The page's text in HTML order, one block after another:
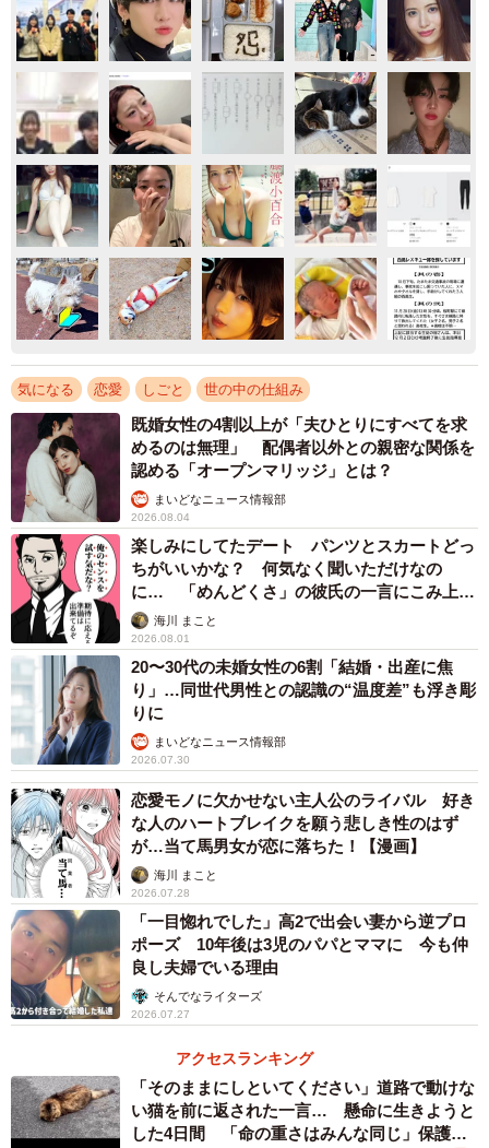
気になる 恋愛 しごと 世の中の仕組み
既婚女性の4割以上が「夫ひとりにすべてを求
めるのは無理」 配偶者以外との親密な関係を
認める「オープンマリッジ」とは？
まいどなニュース情報部
2026.08.04
楽しみにしてたデート パンツとスカートどっ
ちがいいかな？ 何気なく聞いただけなの
に… 「めんどくさ」の彼氏の一言にこみ上げ
る寂しさ【漫画】
海川 まこと
2026.08.01
20〜30代の未婚女性の6割「結婚・出産に焦
り」…同世代男性との認識の“温度差”も浮き彫
りに
まいどなニュース情報部
2026.07.30
恋愛モノに欠かせない主人公のライバル 好き
な人のハートブレイクを願う悲しき性のはず
が…当て馬男女が恋に落ちた！【漫画】
海川 まこと
2026.07.28
「一目惚れでした」高2で出会い妻から逆プロ
ポーズ 10年後は3児のパパとママに 今も仲
良し夫婦でいる理由
そんでなライターズ
2026.07.27
アクセスランキング
「そのままにしといてください」道路で動けな
い猫を前に返された一言… 懸命に生きようと
した4日間 「命の重さはみんな同じ」保護団